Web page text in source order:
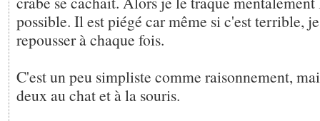
possible. Il est piégé car même si c'est terrible,
repousser à chaque fois.
C'est un peu simpliste comme raisonnement,
deux au chat et à la souris.